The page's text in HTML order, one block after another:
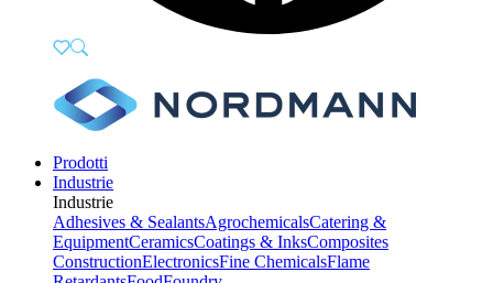
Prodotti
Industrie
Industrie
Adhesives & SealantsAgrochemicalsCatering &
EquipmentCeramicsCoatings & InksComposites
ConstructionElectronicsFine ChemicalsFlame